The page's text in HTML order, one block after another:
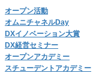
オープン活動
オムニチャネルDay
DXイノベーション大賞
DX経営セミナー
オープンアカデミー
スチューデントアカデミー